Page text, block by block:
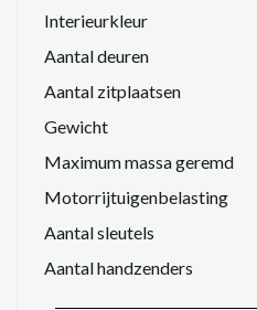
Interieurkleur
Aantal deuren
Aantal zitplaatsen
Gewicht
Maximum massa geremd
Motorrijtuigenbelasting
Aantal sleutels
Aantal handzenders